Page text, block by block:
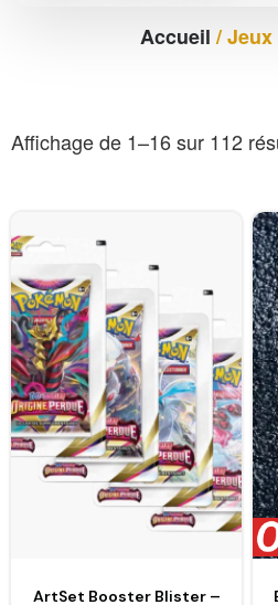
Accueil /
Affichage de 1–16 sur 112
ArtSet Booster Blister –